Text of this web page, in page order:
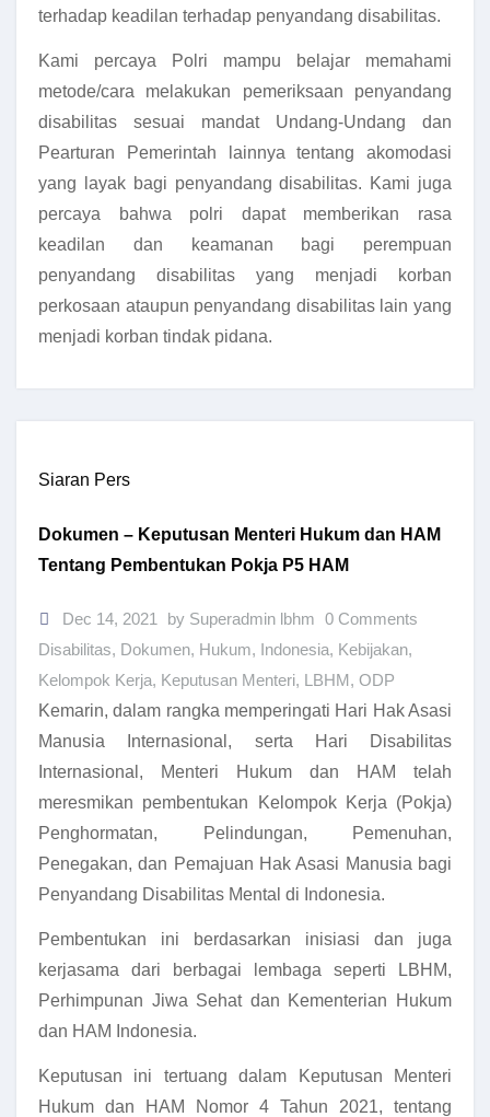
terhadap keadilan terhadap penyandang disabilitas.
Kami percaya Polri mampu belajar memahami
metode/cara melakukan pemeriksaan penyandang
disabilitas sesuai mandat Undang-Undang dan
Pearturan Pemerintah lainnya tentang akomodasi
yang layak bagi penyandang disabilitas. Kami juga
percaya bahwa polri dapat memberikan rasa
keadilan dan keamanan bagi perempuan
penyandang disabilitas yang menjadi korban
perkosaan ataupun penyandang disabilitas lain yang
menjadi korban tindak pidana.
Siaran Pers
Dokumen – Keputusan Menteri Hukum dan HAM
Tentang Pembentukan Pokja P5 HAM
Dec 14, 2021 by Superadmin lbhm 0 Comments
Disabilitas, Dokumen, Hukum, Indonesia, Kebijakan,
Kelompok Kerja, Keputusan Menteri, LBHM, ODP
Kemarin, dalam rangka memperingati Hari Hak Asasi
Manusia Internasional, serta Hari Disabilitas
Internasional, Menteri Hukum dan HAM telah
meresmikan pembentukan Kelompok Kerja (Pokja)
Penghormatan, Pelindungan, Pemenuhan,
Penegakan, dan Pemajuan Hak Asasi Manusia bagi
Penyandang Disabilitas Mental di Indonesia.
Pembentukan ini berdasarkan inisiasi dan juga
kerjasama dari berbagai lembaga seperti LBHM,
Perhimpunan Jiwa Sehat dan Kementerian Hukum
dan HAM Indonesia.
Keputusan ini tertuang dalam Keputusan Menteri
Hukum dan HAM Nomor 4 Tahun 2021, tentang